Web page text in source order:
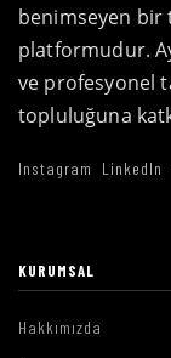
benimseyen bir
platformudur.
ve profesyonel
topluluğuna
Instagram LinkedIn
KURUMSAL
Hakkımızda